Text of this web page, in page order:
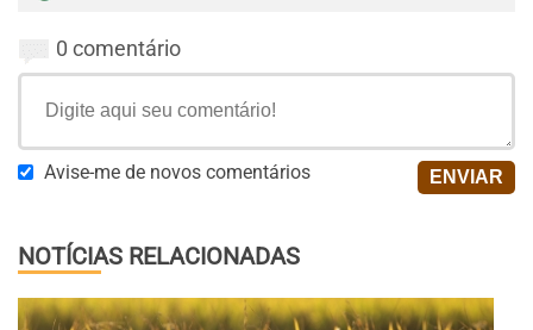
0 comentário
Avise-me de novos comentários
NOTÍCIAS RELACIONADAS